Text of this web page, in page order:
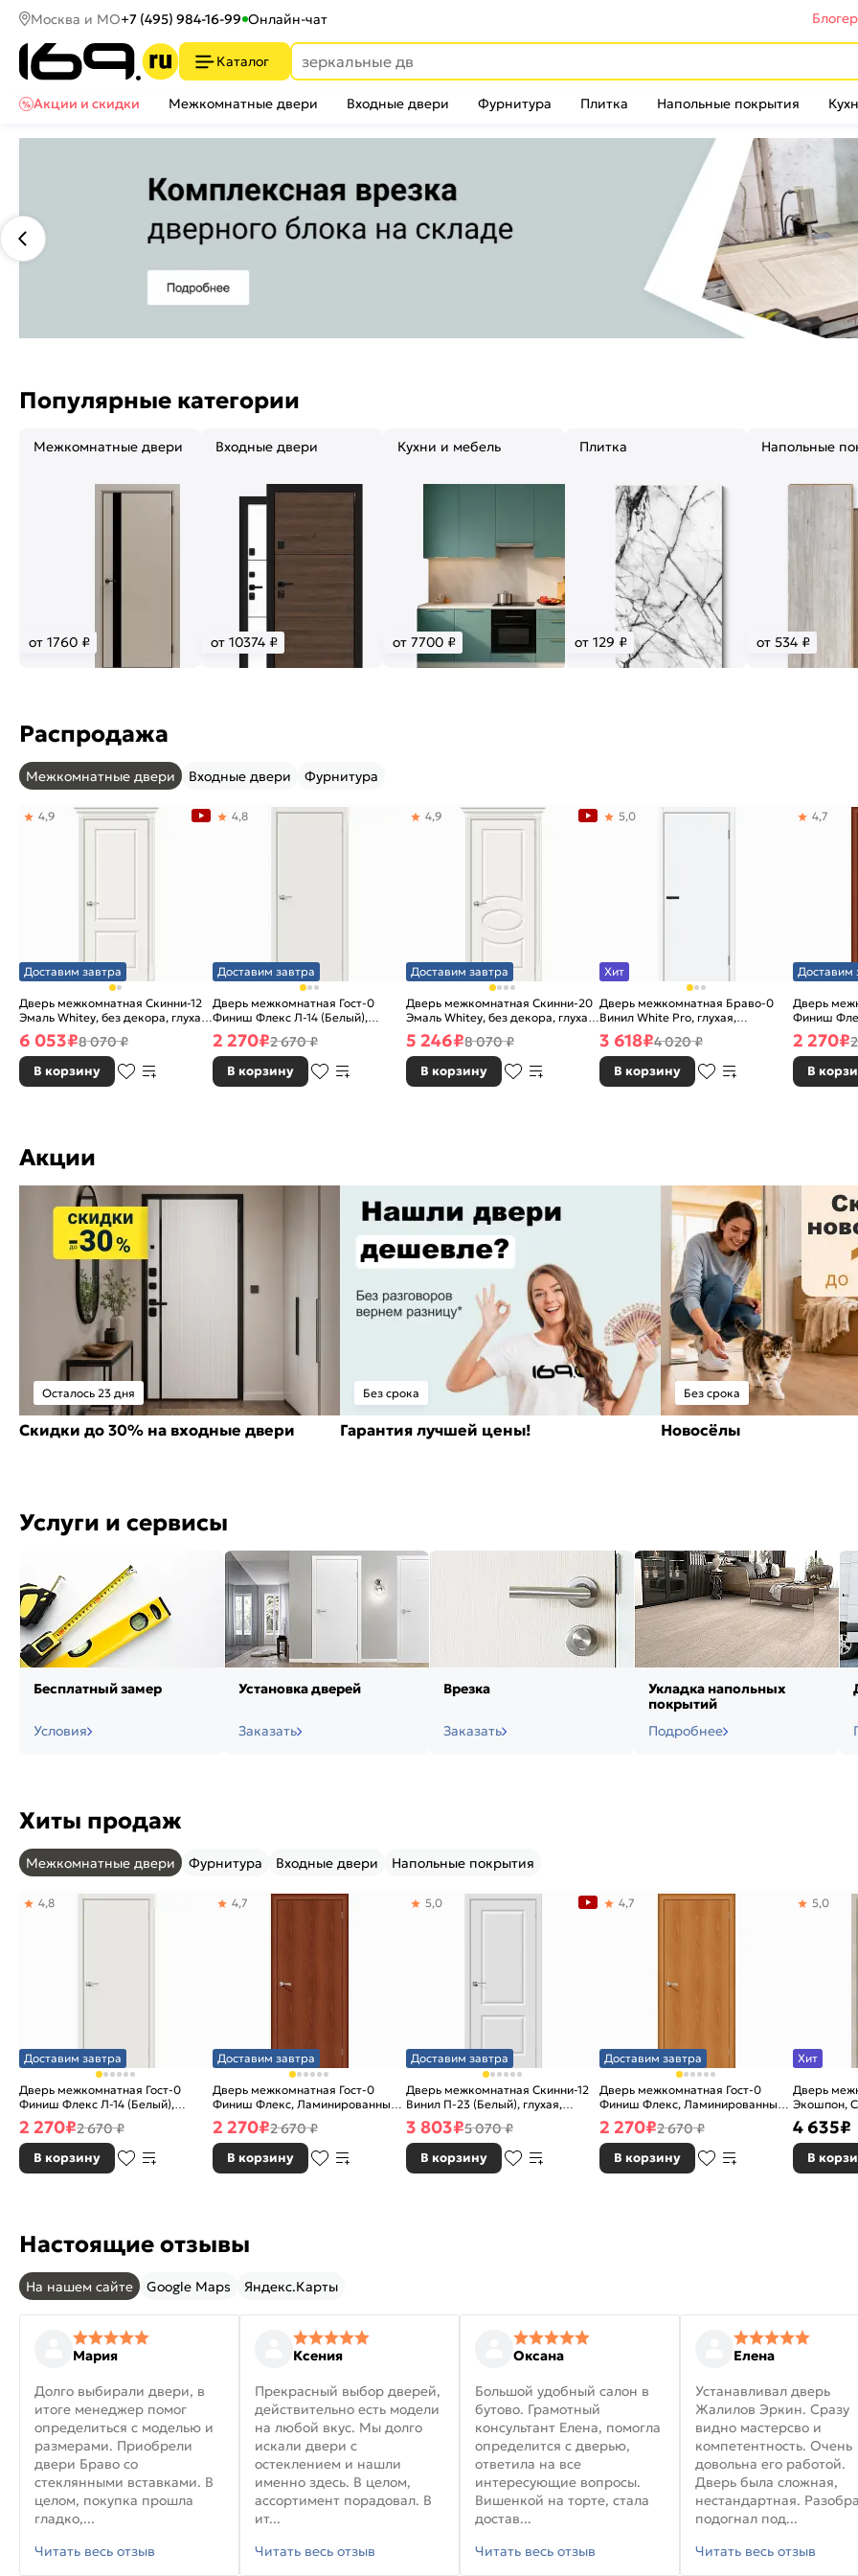
Москва и МО+7 (495) 984-16-99 Онлайн-чат
Каталог
Акции и скидки
Межкомнатные двери Входные двери Фурнитура Плитка Напольные покрытия
Популярные категории
Межкомнатные двери
от 1760 ₽
Входные двери
от 10374 ₽
Кухни и мебель
от 7700 ₽
Плитка
от 129 ₽
Напольные
от 534 ₽
Распродажа
Межкомнатные двери Входные двери Фурнитура
Доставим завтра
Дверь межкомнатная Скинни-12
Эмаль Whitey, без декора, глухая,
без стекла, без кромки, скиновая
4,9
6 053₽8 070 ₽
В корзину
Доставим завтра
Дверь межкомнатная Гост-0
Финиш Флекс Л-14 (Белый),
глухая, каркасно-щитовая
4,8
2 270₽2 670 ₽
В корзину
Доставим завтра
Дверь межкомнатная Скинни-20
Эмаль Whitey, без декора, глухая,
без стекла, без кромки, скиновая
4,9
5 246₽8 070 ₽
В корзину
Хит
Дверь межкомнатная Браво-0
Винил White Pro, глухая,
каркасно-щитовая
5,0
3 618₽4 020 ₽
В корзину
Доставим
Дверь
Финиш
Л-11
каркасно-
4,7
2 270₽
В
Акции
Осталось 23 дня
Скидки до 30% на входные двери
Без срока
Гарантия лучшей цены!
Без срока
Новосёлы
Услуги и сервисы
Бесплатный замер
Условия
Установка дверей
Заказать
Врезка
Заказать
Укладка напольных
покрытий
Подробнее
Хиты продаж
Межкомнатные двери Фурнитура Входные двери Напольные покрытия
Доставим завтра
Дверь межкомнатная Гост-0
Финиш Флекс Л-14 (Белый),
глухая, каркасно-щитовая
4,8
2 270₽2 670 ₽
В корзину
Доставим завтра
Дверь межкомнатная Гост-0
Финиш Флекс, Ламинированные
Л-11 (ИталОрех), глухая,
каркасно-щитовая
4,7
2 270₽2 670 ₽
В корзину
Доставим завтра
Дверь межкомнатная Скинни-12
Винил П-23 (Белый), глухая,
скиновая
5,0
3 803₽5 070 ₽
В корзину
Доставим завтра
Дверь межкомнатная Гост-0
Финиш Флекс, Ламинированные
Л-12 (МиланОрех), глухая,
каркасно-щитовая
4,7
2 270₽2 670 ₽
В корзину
Хит
Дверь
Экошпон,
5,0
4 635₽
В
Настоящие отзывы
На нашем сайте Google Maps Яндекс.Карты
Мария
Долго выбирали двери, в
итоге менеджер помог
определиться с моделью и
размерами. Приобрели
двери Браво со
стеклянными вставками. В
целом, покупка прошла
гладко,...
Читать весь отзыв
Ксения
Прекрасный выбор дверей,
действительно есть модели
на любой вкус. Мы долго
искали двери с
остеклением и нашли
именно здесь. В целом,
ассортимент порадовал. В
ит...
Читать весь отзыв
Оксана
Большой удобный салон в
бутово. Грамотный
консультант Елена, помогла
определится с дверью,
ответила на все
интересующие вопросы.
Вишенкой на торте, стала
достав...
Читать весь отзыв
Елена
Устанавливал дверь
Жалилов Эркин. Сразу
видно мастерсво и
компетентность. Очень
довольна его работой.
Дверь была сложная,
нестандартная.
подогнал под...
Читать весь отзыв